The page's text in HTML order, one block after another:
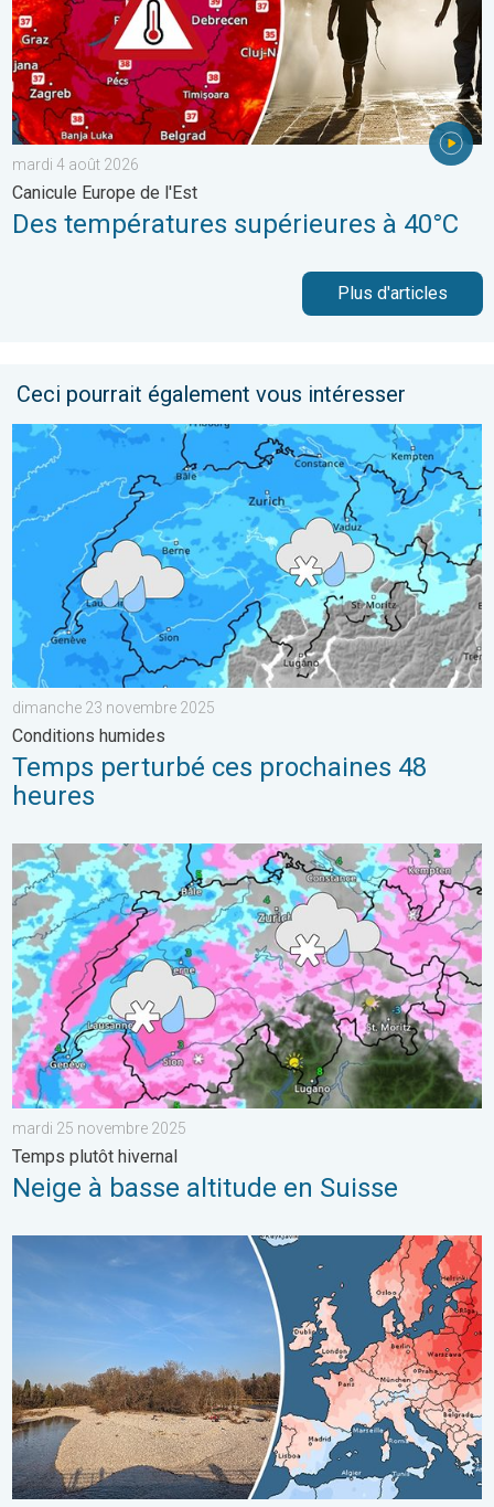
mardi 4 août 2026
Canicule Europe de l'Est
Des températures supérieures à 40°C
Plus d'articles
Ceci pourrait également vous intéresser
Temps perturbé ces prochaines 48 heures. Conditions
dimanche 23 novembre 2025
Conditions humides
Temps perturbé ces prochaines 48
heures
Neige à basse altitude en Suisse. Temps plutôt hivernal. . .
mardi 25 novembre 2025
Temps plutôt hivernal
Neige à basse altitude en Suisse
2e mois le plus chaud jamais enregistré. En Europe. . .